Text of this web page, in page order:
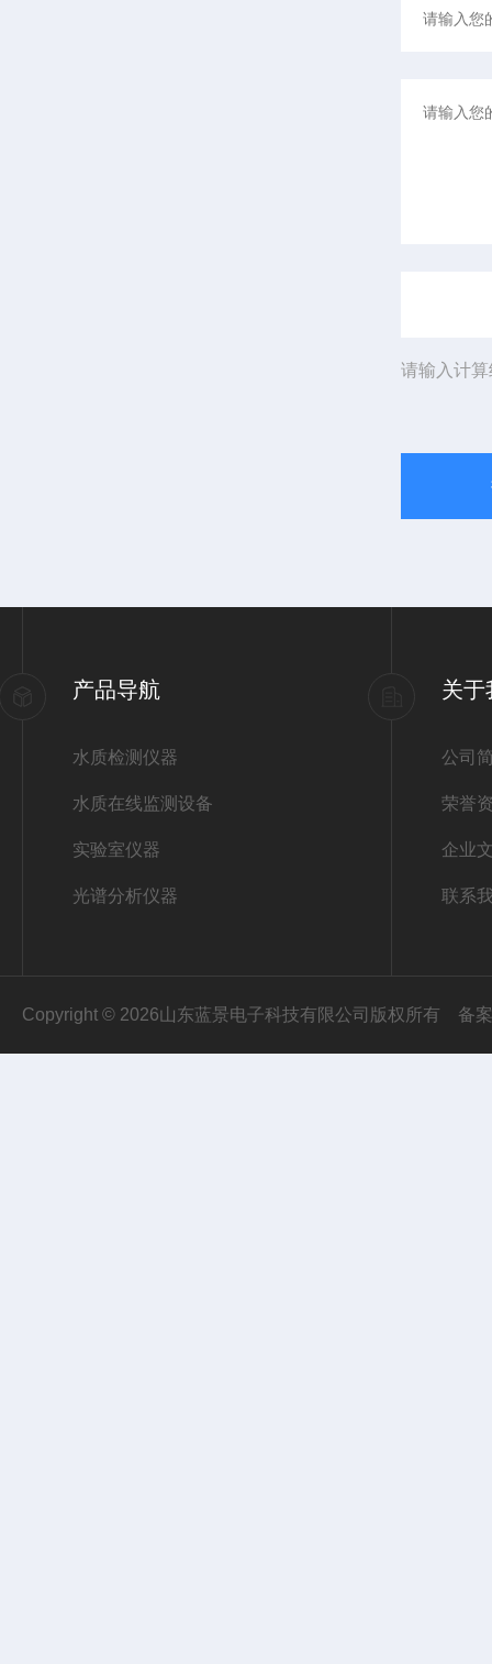
请输入计
产品导航
水质检测仪器
水质在线监测设备
实验室仪器
光谱分析仪器
关于
公司
荣誉
企业
联系
Copyright © 2026山东蓝景电子科技有限公司版权所有 备